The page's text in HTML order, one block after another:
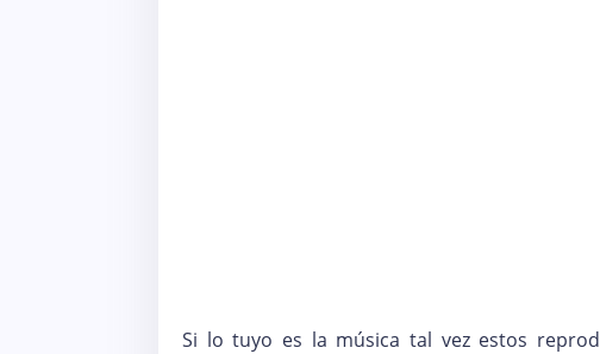
Si lo tuyo es la música tal vez estos